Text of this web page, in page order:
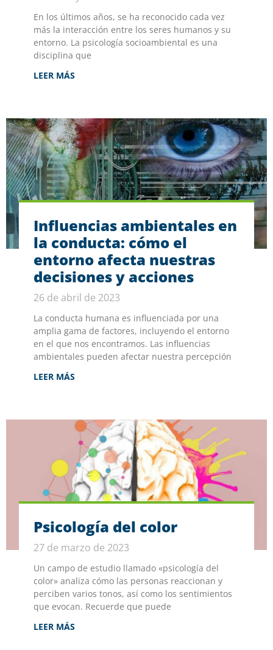
En los últimos años, se ha reconocido cada vez
más la interacción entre los seres humanos y su
entorno. La psicología socioambiental es una
disciplina que
LEER MÁS
Influencias ambientales en
la conducta: cómo el
entorno afecta nuestras
decisiones y acciones
26 de abril de 2023
La conducta humana es influenciada por una
amplia gama de factores, incluyendo el entorno
en el que nos encontramos. Las influencias
ambientales pueden afectar nuestra percepción
LEER MÁS
Psicología del color
27 de marzo de 2023
Un campo de estudio llamado «psicología del
color» analiza cómo las personas reaccionan y
perciben varios tonos, así como los sentimientos
que evocan. Recuerde que puede
LEER MÁS